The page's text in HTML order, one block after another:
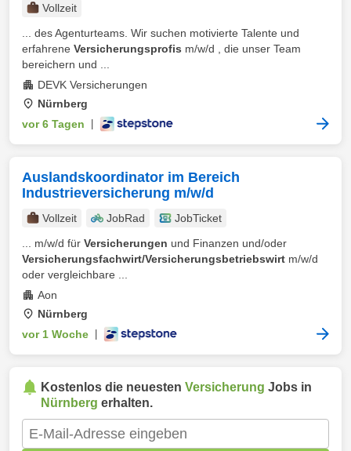
Vollzeit
... des Agenturteams. Wir suchen motivierte Talente und
erfahrene Versicherungsprofis m/w/d , die unser Team
bereichern und ...
DEVK Versicherungen
Nürnberg
vor 6 Tagen
Auslandskoordinator im Bereich
Industrieversicherung m/w/d
Vollzeit JobRad
JobTicket
... m/w/d für Versicherungen und Finanzen und/oder
Versicherungsfachwirt/Versicherungsbetriebswirt m/w/d
oder vergleichbare ...
Aon
Nürnberg
vor 1 Woche
Kostenlos die neuesten Versicherung Jobs in
Nürnberg erhalten.